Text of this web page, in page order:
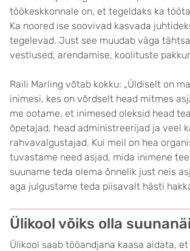
töökeskkonnale on, et tegeldaks ka
Ka noored ise soovivad kasvada
tegelevad. Just see muudab väga
vestlused, arendamise, koolituste
Raili Marling võtab kokku: „Üldiselt on
inimesi, kes on võrdselt head mitmes
me ootame, et inimesed oleksid head
õpetajad, head administreerijad ja veel
rahvavalgustajad. Kui meil on hea
tuvastame need asjad, mida inimene
suuname teda olema õnnelik just neis
aga julgustame teda piisavalt hästi
Ülikool võiks olla
Ülikool saab tööandjana kaasa aidata,